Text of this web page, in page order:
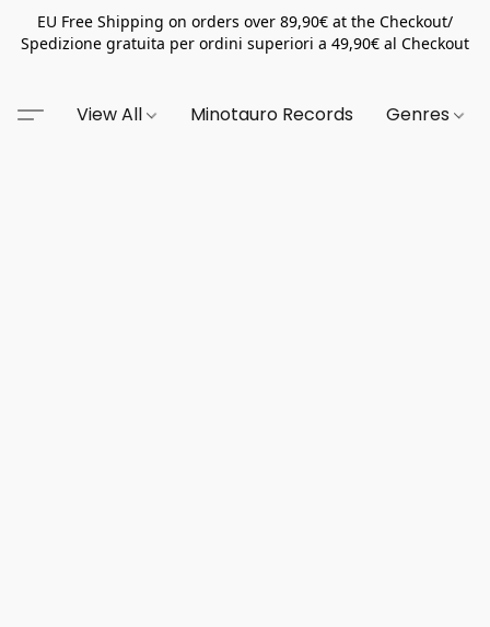
EU Free Shipping on orders over 89,90€ at the Checkout/
Spedizione gratuita per ordini superiori a 49,90€ al Checkout
View All Minotauro Records Genres